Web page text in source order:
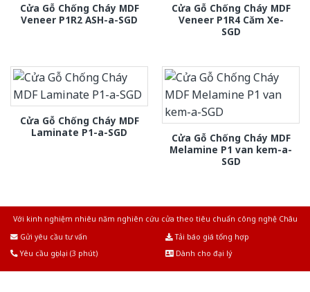
Cửa Gỗ Chống Cháy MDF
Veneer P1R2 ASH-a-SGD
Cửa Gỗ Chống Cháy MDF
Veneer P1R4 Căm Xe-
SGD
Cửa Gỗ Chống Cháy MDF
Laminate P1-a-SGD
Cửa Gỗ Chống Cháy MDF
Melamine P1 van kem-a-
SGD
Với kinh nghiệm nhiêu năm nghiên cứu cửa theo tiêu chuẩn công nghệ Châu
Gửi yêu cầu tư vấn
Tải báo giá tổng hợp
Yêu cầu gọi lại (3 phút)
Dành cho đại lý